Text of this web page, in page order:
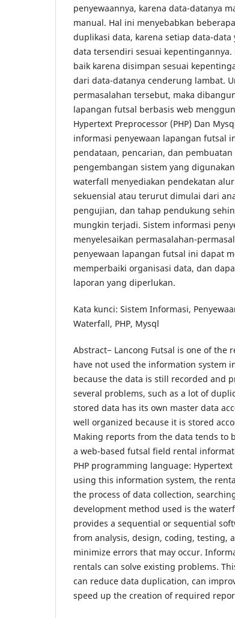
penyewaannya, karena data-datanya
manual. Hal ini menyebabkan
duplikasi data, karena setiap data-
data tersendiri sesuai
baik karena disimpan sesuai
dari data-datanya cenderung lambat.
permasalahan tersebut, maka
lapangan futsal berbasis web
Hypertext Preprocessor (PHP) Dan
informasi penyewaan lapangan futsal
pendataan, pencarian, dan
pengembangan sistem yang
waterfall menyediakan pendekatan
sekuensial atau terurut dimulai dari
pengujian, dan tahap pendukung
mungkin terjadi. Sistem informasi
menyelesaikan permasalahan-
penyewaan lapangan futsal ini dapat
memperbaiki organisasi data, dan
laporan yang diperlukan.
Kata kunci: Sistem Informasi,
Waterfall, PHP, Mysql
Abstract− Lancong Futsal is one of
have not used the information system
because the data is still recorded and
several problems, such as a lot of
stored data has its own master data
well organized because it is stored
Making reports from the data tends to
a web-based futsal field rental
PHP programming language: Hypertext
using this information system, the
the process of data collection,
development method used is the
provides a sequential or sequential
from analysis, design, coding, testing,
minimize errors that may occur.
rentals can solve existing problems.
can reduce data duplication, can
speed up the creation of required